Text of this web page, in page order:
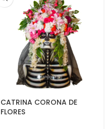
CATRINA CORONA DE
FLORES